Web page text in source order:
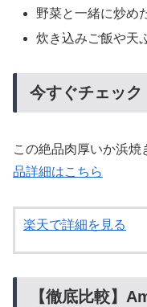
野菜と一緒に炒め
炊き込みご飯や天
今すぐチェック
この絶品肉厚いか浜焼
品詳細はこちら
楽天で詳細を見る
【徹底比較】